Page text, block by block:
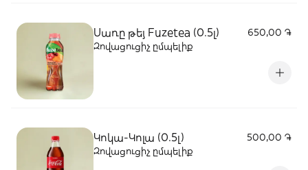
Սառը թեյ Fuzetea (0.5լ)
650,00 ֏
Զովացուցիչ ըմպելիք
Կոկա-Կոլա (0.5լ)
500,00 ֏
Զովացուցիչ ըմպելիք